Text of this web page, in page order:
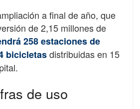
a final de año, que
de 2,15 millones de
258 estaciones de
bicicletasdistribuidas en 15
de uso